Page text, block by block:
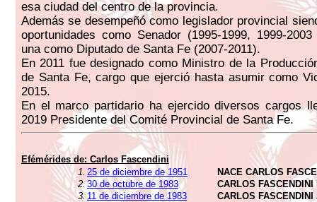
esa ciudad del centro de la provincia.
Además se desempeñó como legislador provincial
oportunidades como Senador (1995-1999, 1999-
una como Diputado de Santa Fe (2007-2011).
En 2011 fue designado como Ministro de la
de Santa Fe, cargo que ejerció hasta asumir como
2015.
En el marco partidario ha ejercido diversos cargos
2019 Presidente del Comité Provincial de Santa Fe.
Efémérides de: Carlos Fascendini
1. 25 de diciembre de 1951
NACE CARLOS
2.30 de octubre de 1983
CARLOS
3.11 de diciembre de 1983
CARLOS